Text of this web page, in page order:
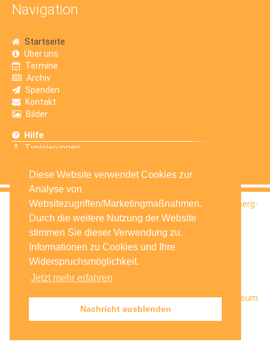
Diese Website verwendet Cookies zur
Analyse von
Websitezugriffen/Marketingmaßnahmen.
Durch die weitere Nutzung der Website
stimmen Sie dieser Verwendung zu.
Informationen zu Cookies und Ihre
Widerspruchsmöglichkeit.
Jetzt mehr erfahren
Nachricht ausblenden
Navigation
Startseite
Über uns
Termine
Archiv
Spenden
Kontakt
Bilder
Hilfe
Typisierungen
© 2016Selbsthilfegruppe Krebskranker Kinder Amberg-
Sulzbach e.V.
Impressum
Datenschutz
Facebook
Startseite